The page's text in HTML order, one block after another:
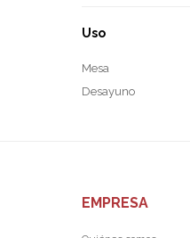
Uso
Mesa
Desayuno
EMPRESA